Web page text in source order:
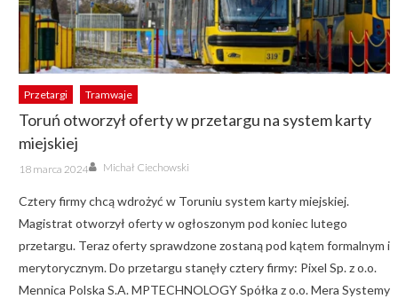
Przetargi Tramwaje
Toruń otworzył oferty w przetargu na system karty
miejskiej
Posted
on
18 marca 2024 Author
Michał Ciechowski
Cztery firmy chcą wdrożyć w Toruniu system karty miejskiej.
Magistrat otworzył oferty w ogłoszonym pod koniec lutego
przetargu. Teraz oferty sprawdzone zostaną pod kątem formalnym i
merytorycznym. Do przetargu stanęły cztery firmy: Pixel Sp. z o.o.
Mennica Polska S.A. MPTECHNOLOGY Spółka z o.o. Mera Systemy